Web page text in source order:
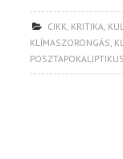
CIKK KRITIKA
KLÍMASZORONGÁS
POSZTAPOKALIPTIKUS